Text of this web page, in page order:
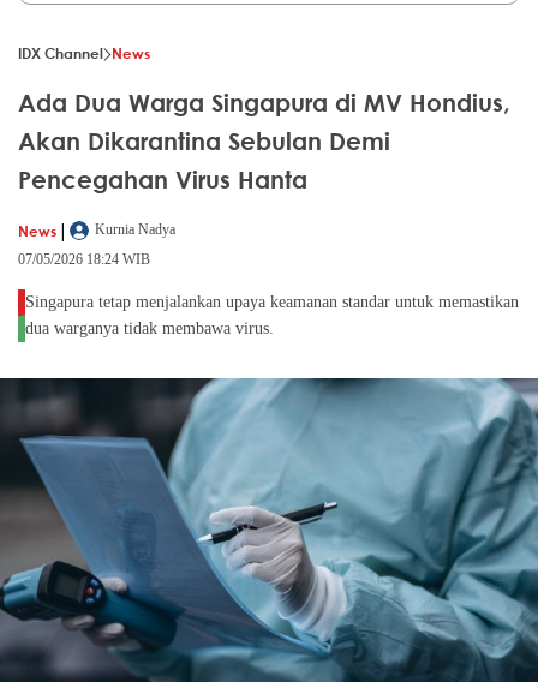
IDX Channel News
Ada Dua Warga Singapura di MV Hondius,
Akan Dikarantina Sebulan Demi
Pencegahan Virus Hanta
News |
Kurnia Nadya
07/05/2026 18:24 WIB
Singapura tetap menjalankan upaya keamanan standar untuk memastikan
dua warganya tidak membawa virus.